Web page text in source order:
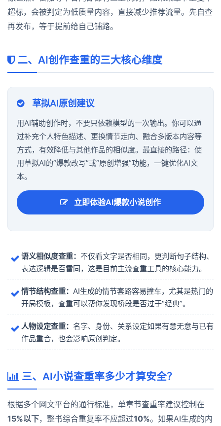
超标，会被判定为低质量内容，直接减少推荐流量。先自查
再发布，等于提前给自己铺路。
二、AI创作查重的三大核心维度
草拟AI原创建议
用AI辅助创作时，不要只依赖模型的一次输出。你可以通
过补充个人特色描述、更换情节走向、融合多版本内容等
方式，有效降低与其他作品的相似度。最直接的路径：使
用草拟AI的“爆款改写”或“原创增强”功能，一键优化AI文
本。
立即体验AI爆款小说创作
语义相似度查重： 不仅看文字是否相同，更判断句子结构、
表达逻辑是否雷同，这是目前主流查重工具的核心能力。
情节结构查重： AI生成的情节套路容易撞车，尤其是热门的
开局模板，查重可以帮你发现桥段是否过于“经典”。
人物设定查重： 名字、身份、关系设定如果有意无意与已有
作品重合，也会影响原创判定。
三、AI小说查重率多少才算安全？
根据多个网文平台的通行标准，单章节查重率建议控制在
15%以下，整书综合重复率不应超过10%。如果AI生成的内